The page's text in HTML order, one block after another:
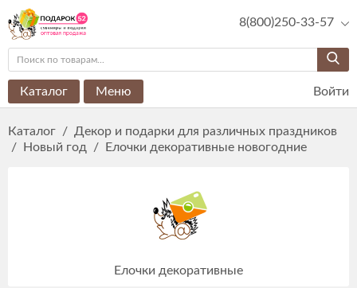
8(800)250-33-57
Каталог Меню Войти
Каталог / Декор и подарки для различных праздников
/
Новый год / Елочки декоративные новогодние
Елочки декоративные